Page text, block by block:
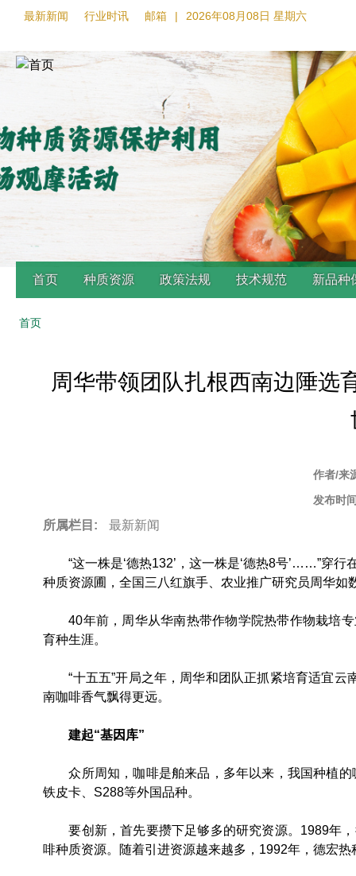
最新新闻 行业时讯 邮箱 | 2026年08月08日 星期六
首页 种质资源 政策法规 技术规范 新品种
首页
周华带领团队扎根西南边陲选
作者/来
发布时
所属栏目: 最新新闻
“这一株是‘德热132’，这一株是‘德热8号’……”穿
种质资源圃，全国三八红旗手、农业推广研究员周华
40年前，周华从华南热带作物学院热带作物栽培专
育种生涯。
“十五五”开局之年，周华和团队正抓紧培育适宜云
南咖啡香气飘得更远。
建起“基因库”
众所周知，咖啡是舶来品，多年以来，我国种植的
铁皮卡、S288等外国品种。
要创新，首先要攒下足够多的研究资源。1989年，
啡种质资源。随着引进资源越来越多，1992年，德宏